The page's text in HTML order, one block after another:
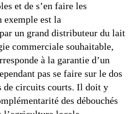
et de s’en faire les
exemple est la
un grand distributeur du lait
commerciale souhaitable,
à la garantie d’un
pas se faire sur le dos
de circuits courts. Il doit y
des débouchés